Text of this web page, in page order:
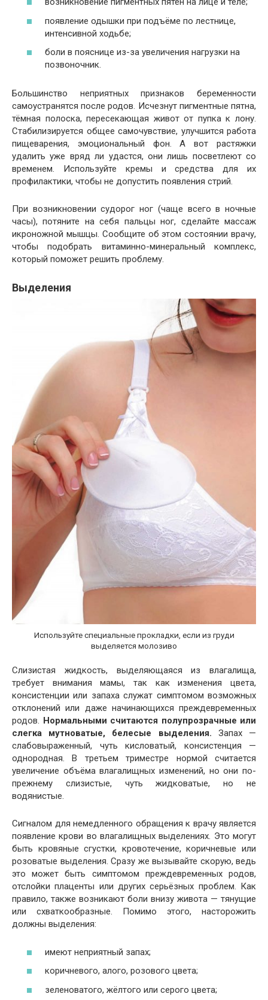
появление одышки при подъёме по лестнице,
интенсивной ходьбе;
боли в пояснице из-за увеличения нагрузки на
позвоночник.
Большинство неприятных признаков беременности
самоустранятся после родов. Исчезнут пигментные пятна,
тёмная полоска, пересекающая живот от пупка к лону.
Стабилизируется общее самочувствие, улучшится работа
пищеварения, эмоциональный фон. А вот растяжки
удалить уже вряд ли удастся, они лишь посветлеют со
временем. Используйте кремы и средства для их
профилактики, чтобы не допустить появления стрий.
При возникновении судорог ног (чаще всего в ночные
часы), потяните на себя пальцы ног, сделайте массаж
икроножной мышцы. Сообщите об этом состоянии врачу,
чтобы подобрать витаминно-минеральный комплекс,
который поможет решить проблему.
Выделения
Используйте специальные прокладки, если из груди
выделяется молозиво
Слизистая жидкость, выделяющаяся из влагалища,
требует внимания мамы, так как изменения цвета,
консистенции или запаха служат симптомом возможных
отклонений или даже начинающихся преждевременных
родов. Нормальными считаются полупрозрачные или
слегка мутноватые, белесые выделения. Запах —
слабовыраженный, чуть кисловатый, консистенция —
однородная. В третьем триместре нормой считается
увеличение объёма влагалищных изменений, но они по-
прежнему слизистые, чуть жидковатые, но не
водянистые.
Сигналом для немедленного обращения к врачу является
появление крови во влагалищных выделениях. Это могут
быть кровяные сгустки, кровотечение, коричневые или
розоватые выделения. Сразу же вызывайте скорую, ведь
это может быть симптомом преждевременных родов,
отслойки плаценты или других серьёзных проблем. Как
правило, также возникают боли внизу живота — тянущие
или схваткообразные. Помимо этого, насторожить
должны выделения:
имеют неприятный запах;
коричневого, алого, розового цвета;
зеленоватого, жёлтого или серого цвета;